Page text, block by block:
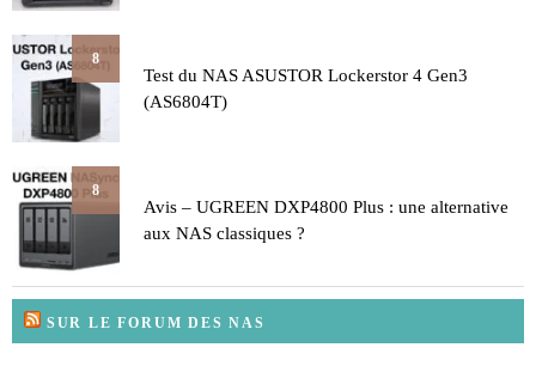
8
Test du NAS ASUSTOR Lockerstor 4 Gen3
(AS6804T)
8
Avis – UGREEN DXP4800 Plus : une alternative
aux NAS classiques ?
SUR LE FORUM DES NAS